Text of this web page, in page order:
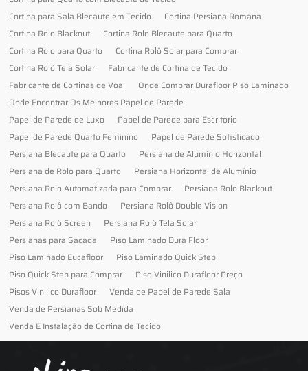
Cortina para Sala Blecaute em Tecido
Cortina Persiana Romana
Cortina Rolo Blackout
Cortina Rolo Blecaute para Quarto
Cortina Rolo para Quarto
Cortina Rolô Solar para Comprar
Cortina Rolô Tela Solar
Fabricante de Cortina de Tecido
Fabricante de Cortinas de Voal
Onde Comprar Durafloor Piso Laminado
Onde Encontrar Os Melhores Papel de Parede
Papel de Parede de Luxo
Papel de Parede para Escritorio
Papel de Parede Quarto Feminino
Papel de Parede Sofisticado
Persiana Blecaute para Quarto
Persiana de Alumínio Horizontal
Persiana de Rolo para Quarto
Persiana Horizontal de Alumínio
Persiana Rolo Automatizada para Comprar
Persiana Rolo Blackout
Persiana Rolô com Bando
Persiana Rolô Double Vision
Persiana Rolô Screen
Persiana Rolô Tela Solar
Persianas para Sacada
Piso Laminado Dura Floor
Piso Laminado Eucafloor
Piso Laminado Quick Step
Piso Quick Step para Comprar
Piso Vinilico Durafloor Preço
Pisos Vinilico Durafloor
Venda de Papel de Parede Sala
Venda de Persianas Sob Medida
Venda E Instalação de Cortina de Tecido